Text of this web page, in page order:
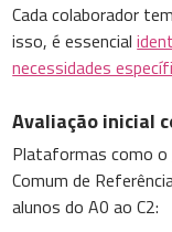
Cada colaborador
isso, é essencial
necessidades
Avaliação inicial
Plataformas como o
Comum de
alunos do A0 ao C2: